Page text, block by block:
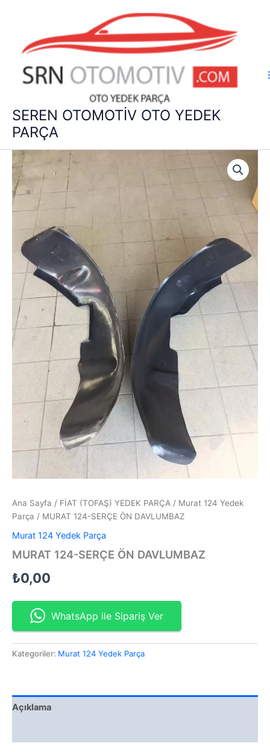
SEREN OTOMOTİV OTO YEDEK
PARÇA
Ana Sayfa / FİAT (TOFAŞ) YEDEK PARÇA / Murat 124 Yedek
Parça / MURAT 124-SERÇE ÖN DAVLUMBAZ
Murat 124 Yedek Parça
MURAT 124-SERÇE ÖN DAVLUMBAZ
₺0,00
WhatsApp ile Sipariş Ver
Kategoriler: Murat 124 Yedek Parça
Açıklama